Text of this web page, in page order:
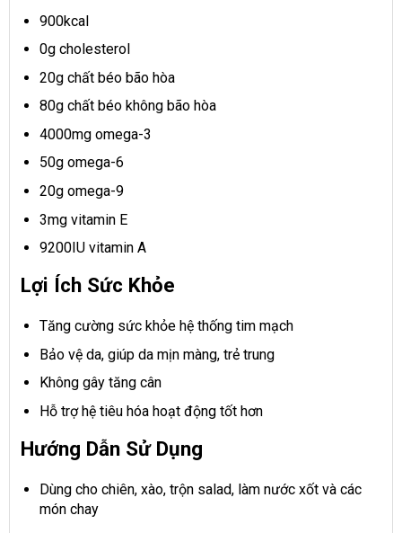
900kcal
0g cholesterol
20g chất béo bão hòa
80g chất béo không bão hòa
4000mg omega-3
50g omega-6
20g omega-9
3mg vitamin E
9200IU vitamin A
Lợi Ích Sức Khỏe
Tăng cường sức khỏe hệ thống tim mạch
Bảo vệ da, giúp da mịn màng, trẻ trung
Không gây tăng cân
Hỗ trợ hệ tiêu hóa hoạt động tốt hơn
Hướng Dẫn Sử Dụng
Dùng cho chiên, xào, trộn salad, làm nước xốt và các
món chay